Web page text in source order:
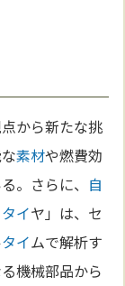
から新たな挑
素材や燃費効
。さらに、 自
タイヤ」は、セ
タイムで解析す
機械部品から